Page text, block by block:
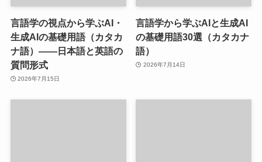
言語学の視点から学ぶAI・
生成AIの基礎用語（カタカ
ナ語）――日本語と英語の
質問形式
2026年7月15日
言語学から学ぶAIと生成AI
の基礎用語30選（カタカナ
語）
2026年7月14日